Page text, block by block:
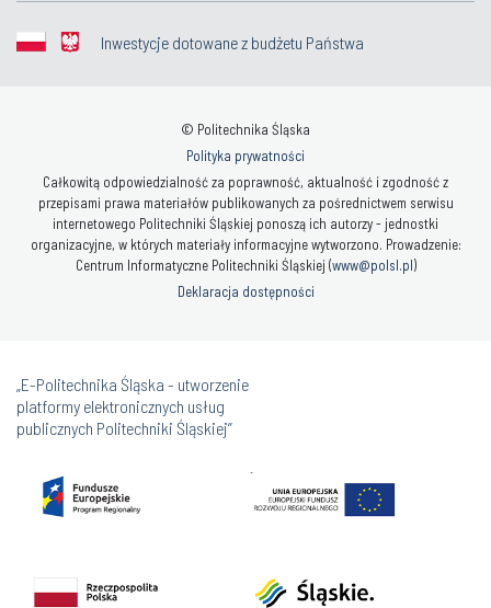
Inwestycje dotowane z budżetu Państwa
© Politechnika Śląska
Polityka prywatności
Całkowitą odpowiedzialność za poprawność, aktualność i zgodność z
przepisami prawa materiałów publikowanych za pośrednictwem serwisu
internetowego Politechniki Śląskiej ponoszą ich autorzy - jednostki
organizacyjne, w których materiały informacyjne wytworzono. Prowadzenie:
Centrum Informatyczne Politechniki Śląskiej (www@polsl.pl)
Deklaracja dostępności
„E-Politechnika Śląska - utworzenie
platformy elektronicznych usług
publicznych Politechniki Śląskiej”